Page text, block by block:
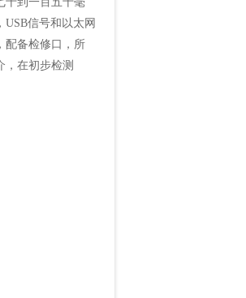
信号和以太网
配备检修口，所
，在初步检测